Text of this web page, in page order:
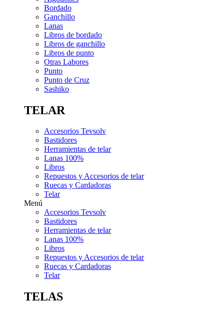
Bordado
Ganchillo
Lanas
Libros de bordado
Libros de ganchillo
Libros de punto
Otras Labores
Punto
Punto de Cruz
Sashiko
TELAR
Accesorios Tevsolv
Bastidores
Herramientas de telar
Lanas 100%
Libros
Repuestos y Accesorios de telar
Ruecas y Cardadoras
Telar
Menú
Accesorios Tevsolv
Bastidores
Herramientas de telar
Lanas 100%
Libros
Repuestos y Accesorios de telar
Ruecas y Cardadoras
Telar
TELAS